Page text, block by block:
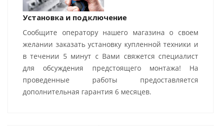
Установка и подключение
Сообщите оператору нашего магазина о своем
желании заказать установку купленной техники и
в течении 5 минут с Вами свяжется специалист
для обсуждения предстоящего монтажа! На
проведенные работы предоставляется
дополнительная гарантия 6 месяцев.